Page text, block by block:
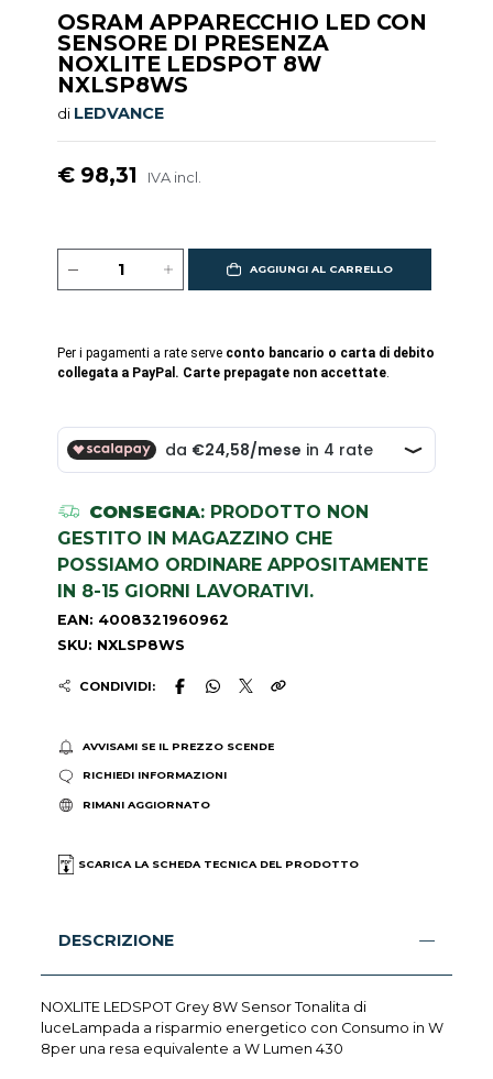
OSRAM APPARECCHIO LED CON
SENSORE DI PRESENZA
NOXLITE LEDSPOT 8W
NXLSP8WS
di LEDVANCE
€ 98,31 IVA incl.
AGGIUNGI AL CARRELLO
Per i pagamenti a rate serve conto bancario o carta di debito
collegata a PayPal. Carte prepagate non accettate.
CONSEGNA: PRODOTTO NON
GESTITO IN MAGAZZINO CHE
POSSIAMO ORDINARE APPOSITAMENTE
IN 8-15 GIORNI LAVORATIVI.
EAN: 4008321960962
SKU: NXLSP8WS
CONDIVIDI:
AVVISAMI SE IL PREZZO SCENDE
RICHIEDI INFORMAZIONI
RIMANI AGGIORNATO
SCARICA LA SCHEDA TECNICA DEL PRODOTTO
DESCRIZIONE
NOXLITE LEDSPOT Grey 8W Sensor Tonalita di
luceLampada a risparmio energetico con Consumo in W
8per una resa equivalente a W Lumen 430